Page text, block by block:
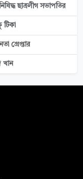
ছাত্রলীগ সভাপতির
গ্রেপ্তার
খান